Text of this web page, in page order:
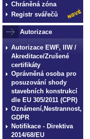
Chráněná zóna
Registr svářečů
Autorizace
Autorizace EWF, IIW /
Akreditace/Zrušené
certifikáty
Oprávněná osoba pro
posuzování shody
stavebních konstrukcí
dle EU 305/2011 (CPR)
Oznámení,Nestrannost,
GDPR
Notifikace - Direktiva
2014/68/EU